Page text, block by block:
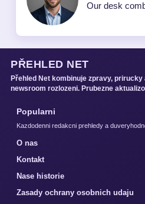
Our desk
PŘEHLED NET
Přehled Net kombinuje zpravy,
newsroom rozlozeni. Prubezne
Popularni
Kazdodenni redakcni prehledy a
O nas
Kontakt
Nase historie
Zasady ochrany osobnich udaju